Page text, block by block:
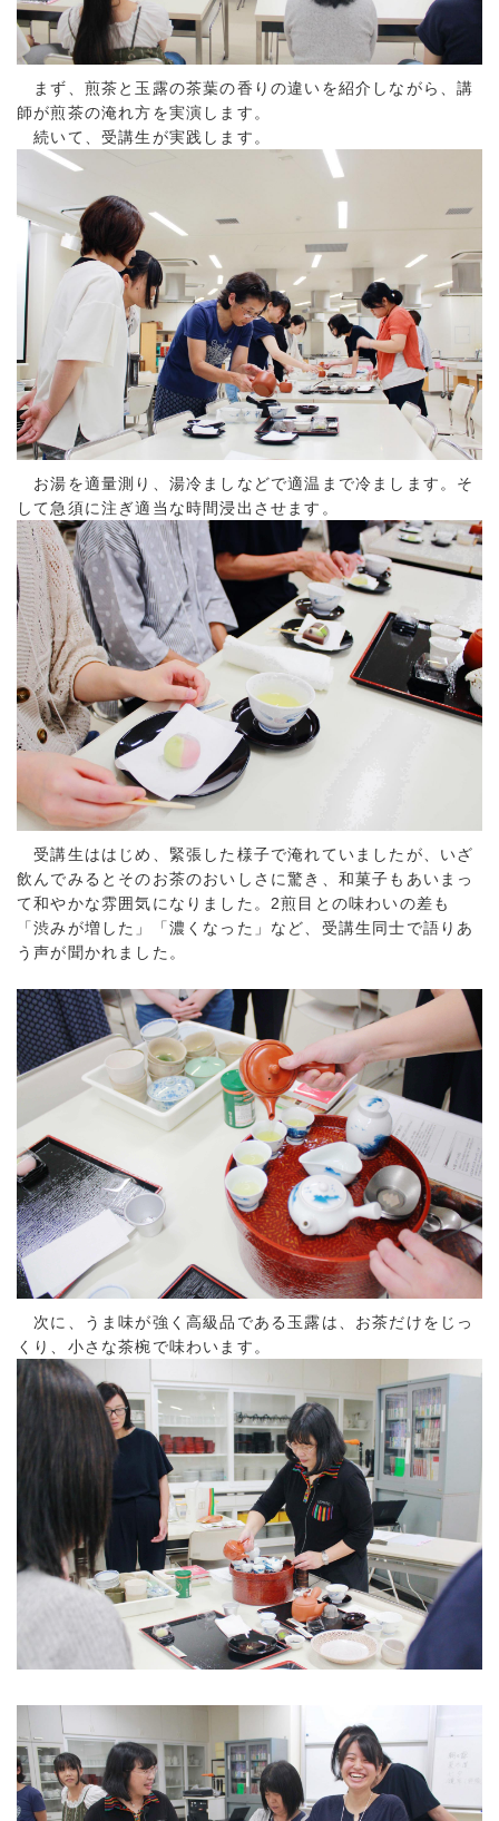
まず、煎茶と玉露の茶葉の香りの違いを紹介しながら、講
師が煎茶の淹れ方を実演します。
続いて、受講生が実践します。
お湯を適量測り、湯冷ましなどで適温まで冷まします。そ
して急須に注ぎ適当な時間浸出させます。
受講生ははじめ、緊張した様子で淹れていましたが、いざ
飲んでみるとそのお茶のおいしさに驚き、和菓子もあいまっ
て和やかな雰囲気になりました。2煎目との味わいの差も
「渋みが増した」「濃くなった」など、受講生同士で語りあ
う声が聞かれました。
次に、うま味が強く高級品である玉露は、お茶だけをじっ
くり、小さな茶椀で味わいます。